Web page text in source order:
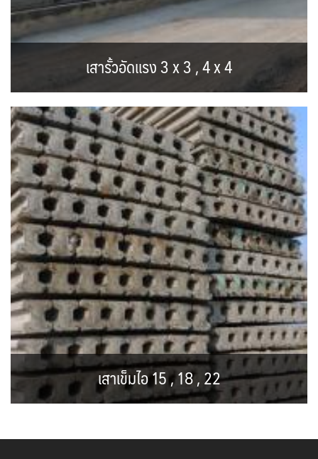
เสารั้วอัดแรง 3 x 3 , 4 x 4
เสาเข็มไอ 15 , 18 , 22